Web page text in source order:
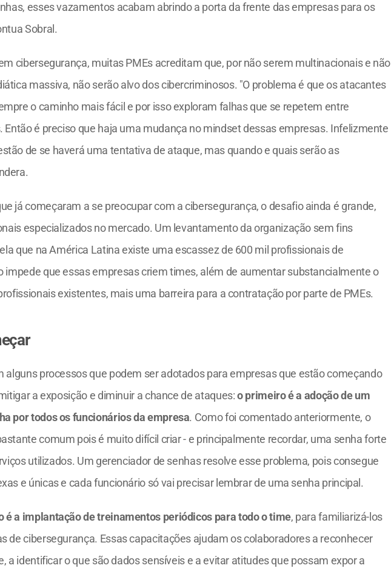
esses vazamentos acabam abrindo a porta da frente das empresas para os
Sobral.
cibersegurança, muitas PMEs acreditam que, por não serem multinacionais e não
massiva, não serão alvo dos cibercriminosos. "O problema é que os atacantes
o caminho mais fácil e por isso exploram falhas que se repetem entre
Então é preciso que haja uma mudança no mindset dessas empresas. Infelizmente
de se haverá uma tentativa de ataque, mas quando e quais serão as
já começaram a se preocupar com a cibersegurança, o desafio ainda é grande,
especializados no mercado. Um levantamento da organização sem fins
que na América Latina existe uma escassez de 600 mil profissionais de
impede que essas empresas criem times, além de aumentar substancialmente o
existentes, mais uma barreira para a contratação por parte de PMEs.
alguns processos que podem ser adotados para empresas que estão começando
a exposição e diminuir a chance de ataques: o primeiro é a adoção de um
por todos os funcionários da empresa. Como foi comentado anteriormente, o
comum pois é muito difícil criar - e principalmente recordar, uma senha forte
utilizados. Um gerenciador de senhas resolve esse problema, pois consegue
e únicas e cada funcionário só vai precisar lembrar de uma senha principal.
é a implantação de treinamentos periódicos para todo o time, para familiarizá-los
de cibersegurança. Essas capacitações ajudam os colaboradores a reconhecer
a identificar o que são dados sensíveis e a evitar atitudes que possam expor a